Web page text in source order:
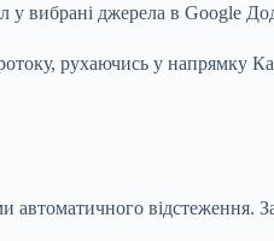
у вибрані джерела в Google
рухаючись у напрямку
відстеження.